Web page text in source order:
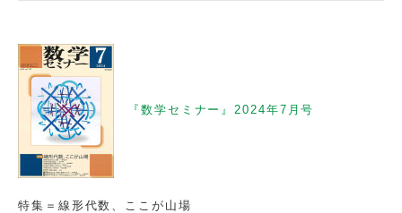
『数学セミナー』2024年7月号
特集＝線形代数、ここが山場